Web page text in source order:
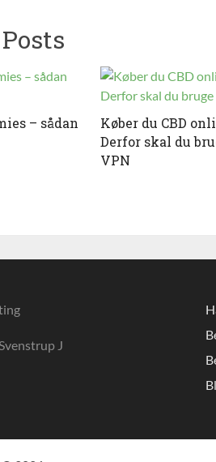
– sådan
Køber du CBD
Derfor skal du
VPN
J